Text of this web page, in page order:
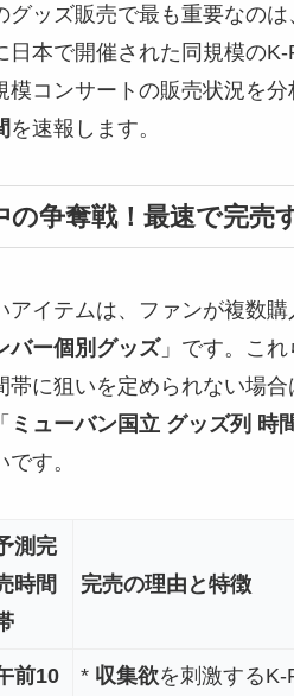
グッズ販売で最も重要なのは
日本で開催された同規模の
模コンサートの販売状況を
を速報します。
の争奪戦！最速で完売
アイテムは、ファンが複数購
バー個別グッズ」です。これ
帯に狙いを定められない場
ミューバン国立 グッズ列 時
す。
測完
時間
完売の理由と特徴
前10
* 収集欲を刺激する